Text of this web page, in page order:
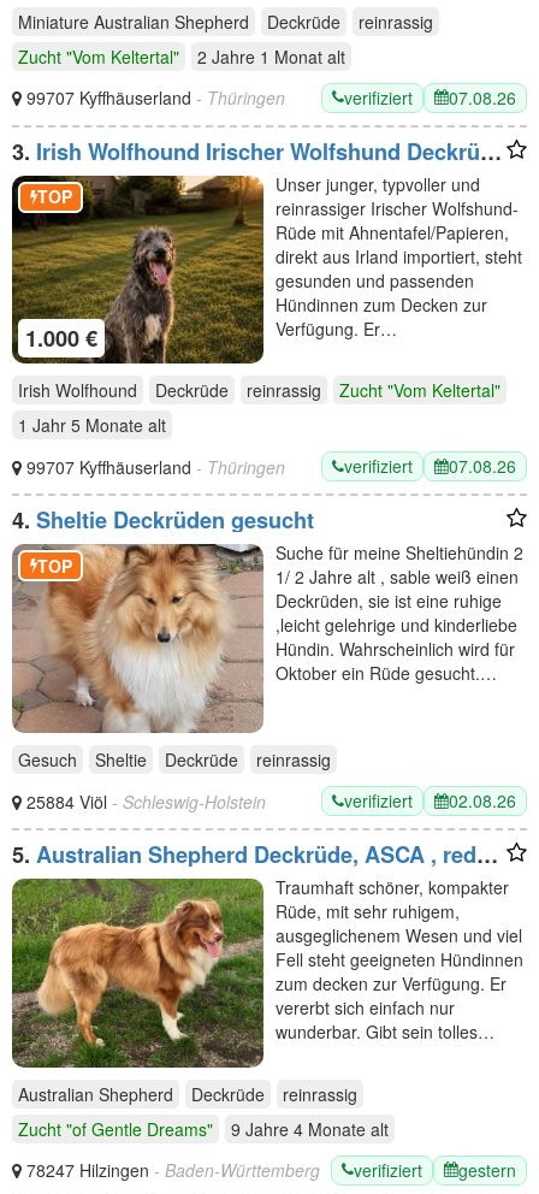
Miniature Australian Shepherd Deckrüde
reinrassig
Zucht "Vom Keltertal"
2 Jahre 1 Monat alt
99707 Kyffhäuserland - Thüringen verifiziert 07.08.26
3. Irish Wolfhound Irischer Wolfshund Deckrüde
Irland Import
1.000 €
TOP
Unser junger, typvoller und
reinrassiger Irischer Wolfshund-
Rüde mit Ahnentafel/Papieren,
direkt aus Irland importiert, steht
gesunden und passenden
Hündinnen zum Decken zur
Verfügung. Er…
Irish Wolfhound Deckrüde reinrassig
Zucht "Vom Keltertal"
1 Jahr 5 Monate alt
99707 Kyffhäuserland - Thüringen verifiziert 07.08.26
4. Sheltie Deckrüden gesucht
TOP
Suche für meine Sheltiehündin 2
1/ 2 Jahre alt , sable weiß einen
Deckrüden, sie ist eine ruhige
,leicht gelehrige und kinderliebe
Hündin. Wahrscheinlich wird für
Oktober ein Rüde gesucht.…
Gesuch Sheltie Deckrüde
reinrassig
25884 Viöl - Schleswig-Holstein verifiziert 02.08.26
5. Australian Shepherd Deckrüde, ASCA , red
tri, FREI von Gendefekten (kein Verkauf)
Traumhaft schöner, kompakter
Rüde, mit sehr ruhigem,
ausgeglichenem Wesen und viel
Fell steht geeigneten Hündinnen
zum decken zur Verfügung. Er
vererbt sich einfach nur
wunderbar. Gibt sein tolles…
Australian Shepherd Deckrüde
reinrassig
Zucht "of Gentle Dreams"
9 Jahre 4 Monate alt
78247 Hilzingen - Baden-Württemberg verifiziert gestern